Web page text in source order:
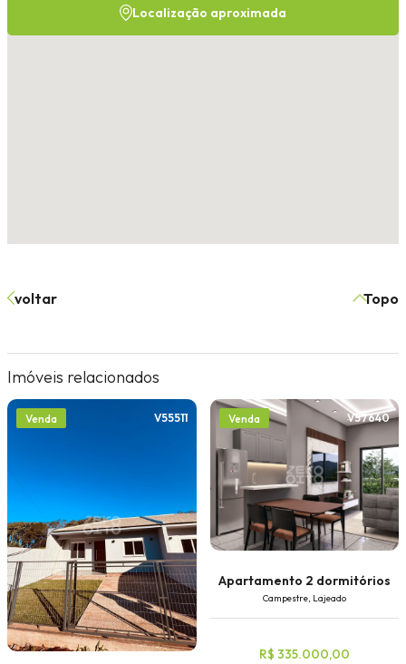
Localização aproximada
voltar Topo
Imóveis relacionados
Venda V55511 Venda V57640
Apartamento 2 dormitórios
Campestre, Lajeado
R$ 335.000,00